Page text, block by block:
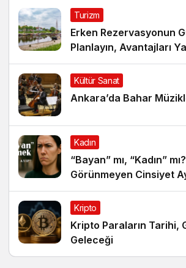
Turizm
Erken Rezervasyonun
Planlayın, Avantajları
Kültür Sanat
Ankara’da Bahar
Kadın
“Bayan” mı, “Kadın”
Görünmeyen Cinsiyet
Kripto
Kripto Paraların Tarihi,
Geleceği